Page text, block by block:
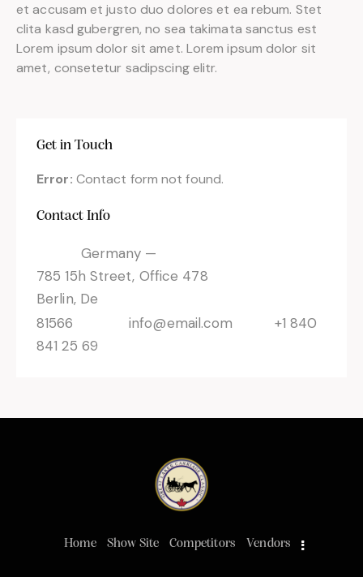
et accusam et justo duo dolores et ea rebum. Stet
clita kasd gubergren, no sea takimata sanctus est
Lorem ipsum dolor sit amet. Lorem ipsum dolor sit
amet, consetetur sadipscing elitr.
Get in Touch
Error: Contact form not found.
Contact Info
Germany —
785 15h Street, Office 478
Berlin, De
81566
info@email.com
+1 840
841 25 69
Home Show Site Competitors Vendors